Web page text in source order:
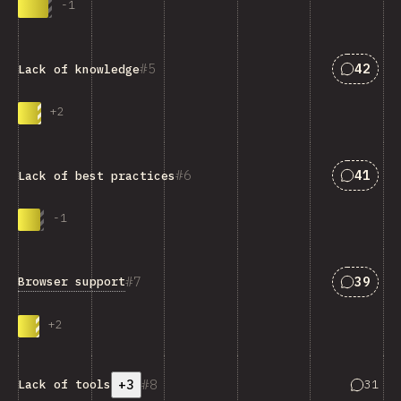
-1
5
Lack of knowledge
+2
42
6
Lack of best practices
-1
41
7
Browser support
+2
39
8
Lack of tools +3 31